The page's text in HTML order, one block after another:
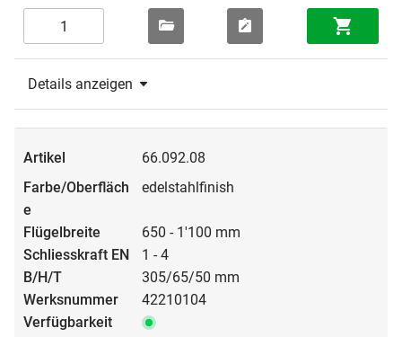
Details anzeigen
66.092.08
edelstahlfinish
650 - 1'100 mm
1 - 4
305/65/50 mm
42210104